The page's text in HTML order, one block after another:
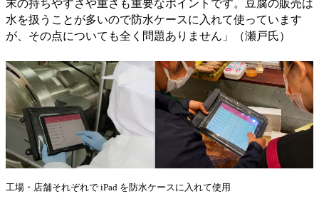
末の持ちやすさや重さも重要なポイントです。豆腐の販売は
水を扱うことが多いので防水ケースに入れて使っています
が、その点についても全く問題ありません」（瀬戸氏）
工場・店舗それぞれで iPad を防水ケースに入れて使用